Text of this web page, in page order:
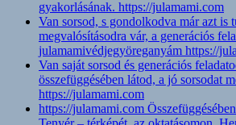
gyakorlásának. https://julamami.com
Van sorsod, s gondolkodva már azt is
megvalósításodra vár, a generációs
julamamivédjegyöreganyám https://
Van saját sorsod és generációs
összefüggésében látod, a jó sorsodat
https://julamami.com
https://julamami.com